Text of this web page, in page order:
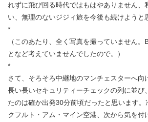
れずに飛び回る時代ではもはやありません、
い、無理のないジジィ旅を今後も続けようと
*
（このあたり、全く写真を撮っていません。
となど考えていませんでしたので。）
*
さて、そろそろ中継地のマンチェスターへ向
長い長いセキュリティーチェックの列に並び
たのは確か出発30分前頃だったと思います。
クフルト・アム・マイン空港、次から気を付